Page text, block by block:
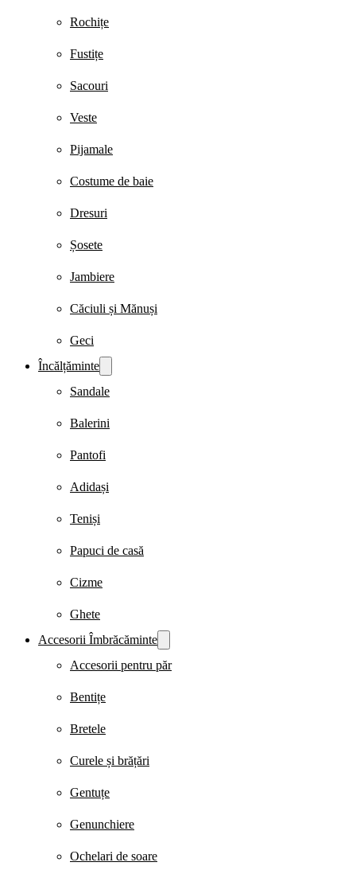
Rochițe
Fustițe
Sacouri
Veste
Pijamale
Costume de baie
Dresuri
Șosete
Jambiere
Căciuli și Mănuși
Geci
Încălțăminte
Sandale
Balerini
Pantofi
Adidași
Teniși
Papuci de casă
Cizme
Ghete
Accesorii Îmbrăcăminte
Accesorii pentru păr
Bentițe
Bretele
Curele și brățări
Gentuțe
Genunchiere
Ochelari de soare